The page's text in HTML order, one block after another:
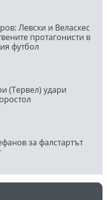
Левски и Веласкес
протагонисти в
футбол
(Тервел) удари
за фалстартът